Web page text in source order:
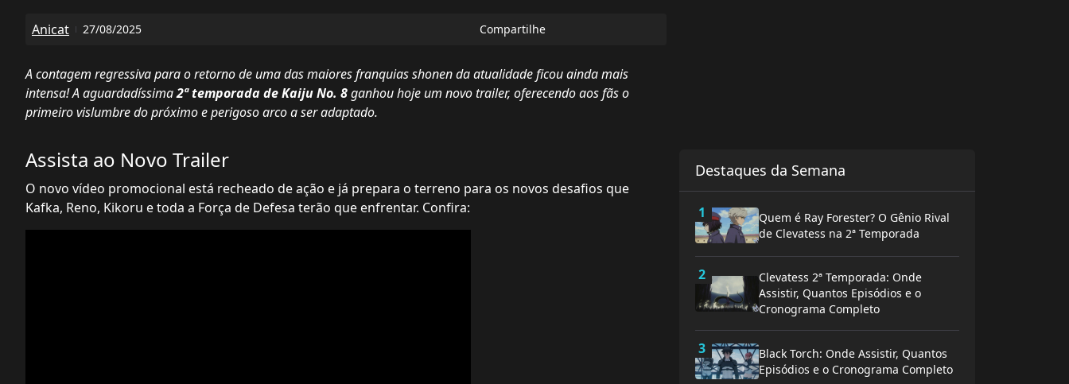
Destaques da Semana
1
Quem é Ray Forester? O Gênio Rival
de Clevatess na 2ª Temporada
2
Clevatess 2ª Temporada: Onde
Assistir, Quantos Episódios e o
Cronograma Completo
3
Black Torch: Onde Assistir, Quantos
Episódios e o Cronograma Completo
Anicat 27/08/2025 Compartilhe
A contagem regressiva para o retorno de uma das maiores franquias shonen da atualidade ficou ainda mais
intensa! A aguardadíssima2ª temporada de Kaiju No. 8ganhou hoje um novo trailer, oferecendo aos fãs o
primeiro vislumbre do próximo e perigoso arco a ser adaptado.
Assista ao Novo Trailer
O novo vídeo promocional está recheado de ação e já prepara o terreno para os novos desafios que
Kafka, Reno, Kikoru e toda a Força de Defesa terão que enfrentar. Confira: